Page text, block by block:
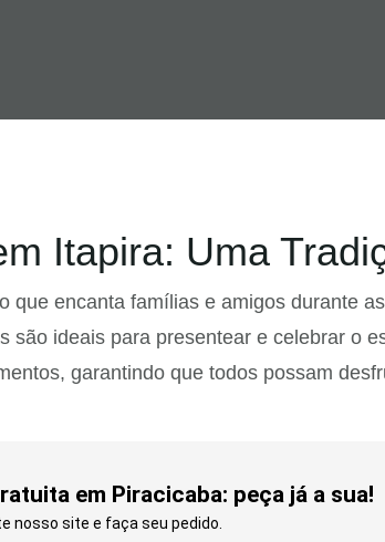
Itapira: Uma
que encanta famílias e amigos durante
ideais para presentear e celebrar o
garantindo que todos possam
em Piracicaba: peça já a sua!
nosso site e faça seu pedido.